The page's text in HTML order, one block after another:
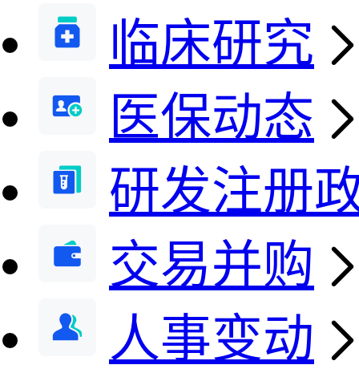
临床研究
医保动态
研发注册
交易并购
人事变动